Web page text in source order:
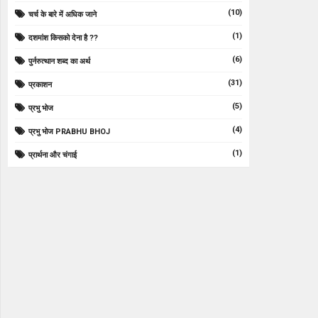
चर्च के बारे में अधिक जाने (10)
दशमांश किसको देना है ?? (1)
पुर्नरुत्थान शब्द का अर्थ (6)
प्रकाशन (31)
प्रभु भोज (5)
प्रभु भोज PRABHU BHOJ (4)
प्रार्थना और चंगाई (1)